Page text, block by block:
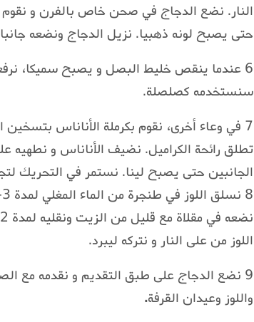
حتى يصبح لونه ذهبيا. نزيل الدجاج ونضعه جانبا
6 عندما ينقص خليط البصل و يصبح سميكا،
سنستخدمه كصلصلة.
الجانبين حتى يصبح لينا. نستمر في التحريك
اللوز من على النار و نتركه ليبرد.
9 نضع الدجاج على طبق التقديم و نقدمه مع
واللوز وعيدان القرفة.